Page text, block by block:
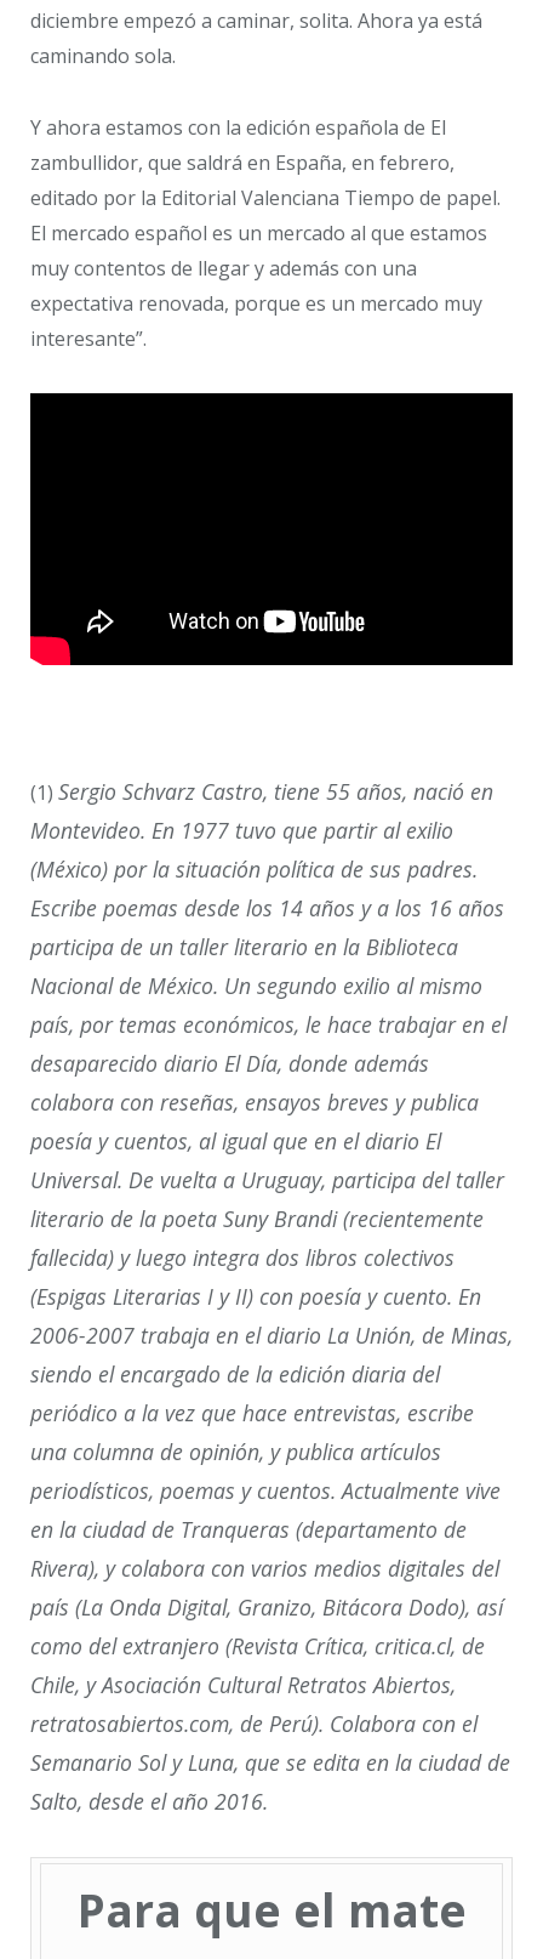
diciembre empezó a caminar, solita. Ahora ya está
caminando sola.
Y ahora estamos con la edición española de El
zambullidor, que saldrá en España, en febrero,
editado por la Editorial Valenciana Tiempo de papel.
El mercado español es un mercado al que estamos
muy contentos de llegar y además con una
expectativa renovada, porque es un mercado muy
interesante”.
(1) Sergio Schvarz Castro, tiene 55 años, nació en
Montevideo. En 1977 tuvo que partir al exilio
(México) por la situación política de sus padres.
Escribe poemas desde los 14 años y a los 16 años
participa de un taller literario en la Biblioteca
Nacional de México. Un segundo exilio al mismo
país, por temas económicos, le hace trabajar en el
desaparecido diario El Día, donde además
colabora con reseñas, ensayos breves y publica
poesía y cuentos, al igual que en el diario El
Universal. De vuelta a Uruguay, participa del taller
literario de la poeta Suny Brandi (recientemente
fallecida) y luego integra dos libros colectivos
(Espigas Literarias I y II) con poesía y cuento. En
2006-2007 trabaja en el diario La Unión, de Minas,
siendo el encargado de la edición diaria del
periódico a la vez que hace entrevistas, escribe
una columna de opinión, y publica artículos
periodísticos, poemas y cuentos. Actualmente vive
en la ciudad de Tranqueras (departamento de
Rivera), y colabora con varios medios digitales del
país (La Onda Digital, Granizo, Bitácora Dodo), así
como del extranjero (Revista Crítica, critica.cl, de
Chile, y Asociación Cultural Retratos Abiertos,
retratosabiertos.com, de Perú). Colabora con el
Semanario Sol y Luna, que se edita en la ciudad de
Salto, desde el año 2016.
Para que el mate